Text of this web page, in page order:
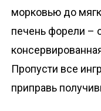
морковью до
печень форели –
Пропусти все
приправь